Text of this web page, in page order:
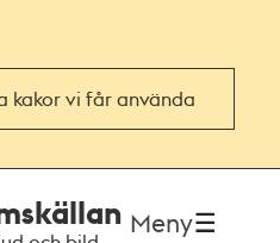
kakor vi får använda
Meny